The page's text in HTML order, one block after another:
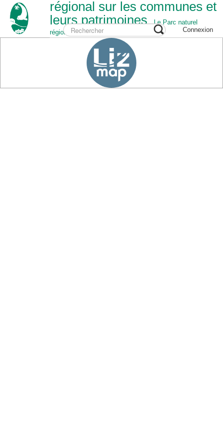
régional sur les communes et
leurs patrimoines Le Parc naturel
régional
Connexion